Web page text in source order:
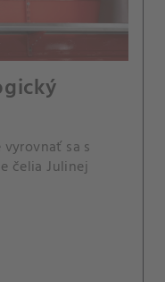
sa s
čelia Julinej